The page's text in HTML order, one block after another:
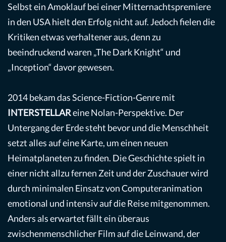
Selbst ein Amoklauf bei einer Mitternachtspremiere
in den USA hielt den Erfolg nicht auf. Jedoch fielen die
Kritiken etwas verhaltener aus, denn zu
beeindruckend waren „The Dark Knight“ und
„Inception“ davor gewesen.
2014 bekam das Science-Fiction-Genre mit
INTERSTELLAReine Nolan-Perspektive. Der
Untergang der Erde steht bevor und die Menschheit
setzt alles auf eine Karte, um einen neuen
Heimatplaneten zu finden. Die Geschichte spielt in
einer nicht allzu fernen Zeit und der Zuschauer wird
durch minimalen Einsatz von Computeranimation
emotional und intensiv auf die Reise mitgenommen.
Anders als erwartet fällt ein überaus
zwischenmenschlicher Film auf die Leinwand, der